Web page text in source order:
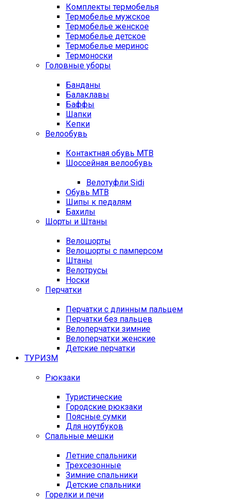
Комплекты термобелья
Термобелье мужское
Термобелье женское
Термобелье детское
Термобелье меринос
Термоноски
Головные уборы
Банданы
Балаклавы
Баффы
Шапки
Кепки
Велообувь
Контактная обувь MTB
Шоссейная велообувь
Велотуфли Sidi
Обувь MTB
Шипы к педалям
Бахилы
Шорты и Штаны
Велошорты
Велошорты с памперсом
Штаны
Велотрусы
Носки
Перчатки
Перчатки с длинным пальцем
Перчатки без пальцев
Велоперчатки зимние
Велоперчатки женские
Детские перчатки
ТУРИЗМ
Рюкзаки
Туристические
Городские рюкзаки
Поясные сумки
Для ноутбуков
Спальные мешки
Летние спальники
Трехсезонные
Зимние спальники
Детские спальники
Горелки и печи